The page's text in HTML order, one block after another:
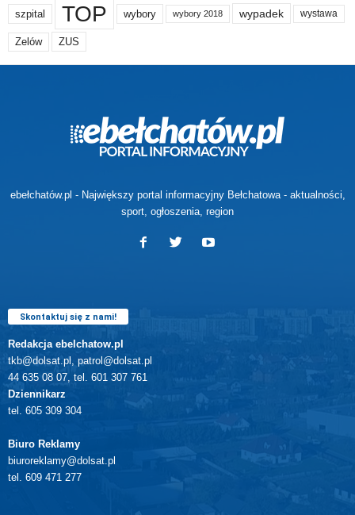
szpital TOP wybory wybory 2018 wypadek wystawa
Zelów ZUS
ebełchatów.pl - Największy portal informacyjny Bełchatowa - aktualności,
sport, ogłoszenia, region
Skontaktuj się z nami!
Redakcja ebelchatow.pl
tkb@dolsat.pl, patrol@dolsat.pl
44 635 08 07, tel. 601 307 761
Dziennikarz
tel. 605 309 304
Biuro Reklamy
biuroreklamy@dolsat.pl
tel. 609 471 277